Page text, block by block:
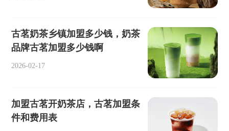
古茗奶茶乡镇加盟多少钱，奶茶
品牌古茗加盟多少钱啊
2026-02-17
加盟古茗开奶茶店，古茗加盟条
件和费用表